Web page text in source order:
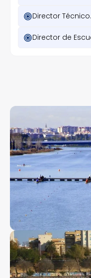
Director Técnico.
Director de